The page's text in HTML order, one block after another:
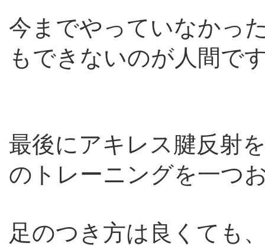
今までやっていなかっ
もできないのが人間で
最後にアキレス腱反射
のトレーニングを一つ
足のつき方は良くても